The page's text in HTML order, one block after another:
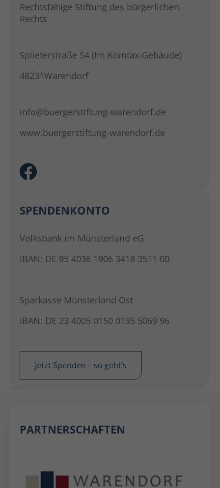
Rechtsfähige Stiftung des bürgerlichen
Rechts
Splieterstraße 54 (Im Komtax-Gebäude)
48231Warendorf
info@buergerstiftung-warendorf.de
www.buergerstiftung-warendorf.de
SPENDENKONTO
Volksbank im Münsterland eG
IBAN: DE 95 4036 1906 3418 3511 00
Sparkasse Münsterland Ost
IBAN: DE 23 4005 0150 0135 5069 96
Jetzt Spenden – so geht’s
PARTNERSCHAFTEN